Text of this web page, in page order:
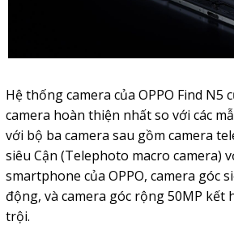
Hệ thống camera của OPPO Find
camera hoàn thiện nhất so với các
với bộ ba camera sau gồm camera
siêu Cận (Telephoto macro camera)
smartphone của OPPO, camera góc
động, và camera góc rộng 50MP
trội.